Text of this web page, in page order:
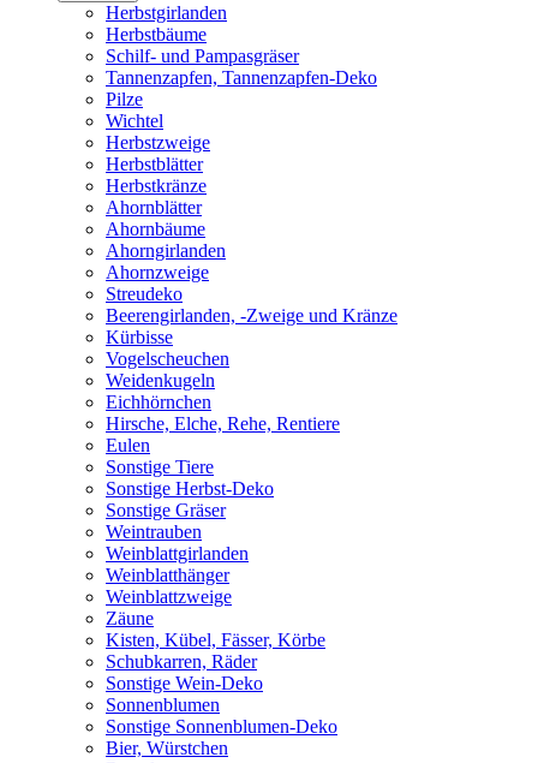
Herbstgirlanden
Herbstbäume
Schilf- und Pampasgräser
Tannenzapfen, Tannenzapfen-Deko
Pilze
Wichtel
Herbstzweige
Herbstblätter
Herbstkränze
Ahornblätter
Ahornbäume
Ahorngirlanden
Ahornzweige
Streudeko
Beerengirlanden, -Zweige und Kränze
Kürbisse
Vogelscheuchen
Weidenkugeln
Eichhörnchen
Hirsche, Elche, Rehe, Rentiere
Eulen
Sonstige Tiere
Sonstige Herbst-Deko
Sonstige Gräser
Weintrauben
Weinblattgirlanden
Weinblatthänger
Weinblattzweige
Zäune
Kisten, Kübel, Fässer, Körbe
Schubkarren, Räder
Sonstige Wein-Deko
Sonnenblumen
Sonstige Sonnenblumen-Deko
Bier, Würstchen